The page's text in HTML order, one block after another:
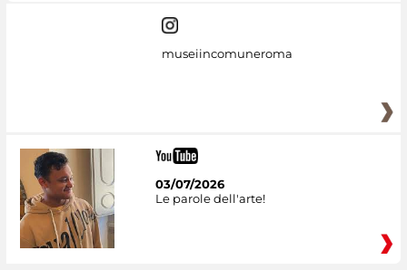
museiincomuneroma
03/07/2026
Le parole dell'arte!